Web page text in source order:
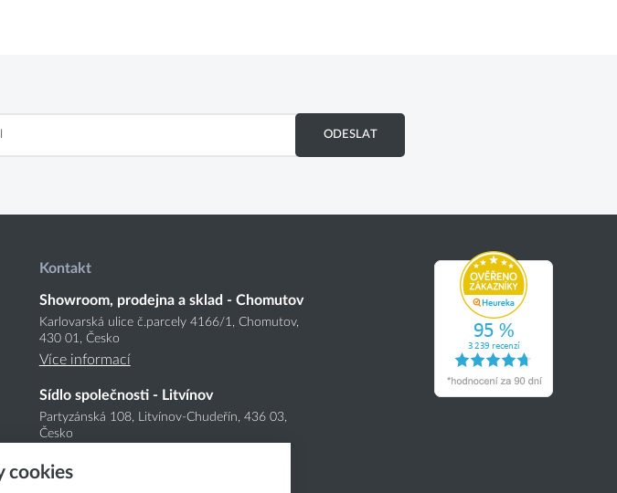
ODESLAT
Kontakt
Showroom, prodejna a sklad - Chomutov
Karlovarská ulice č.parcely 4166/1, Chomutov,
430 01, Česko
Více informací
Sídlo společnosti - Litvínov
Partyzánská 108, Litvínov-Chudeřín, 436 03,
Česko
cookies